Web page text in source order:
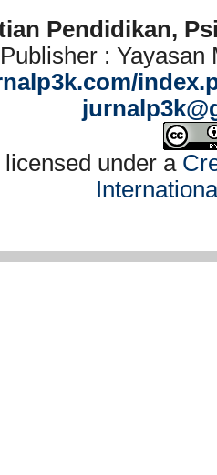
Pendidikan,
Publisher : Yayasan
under a